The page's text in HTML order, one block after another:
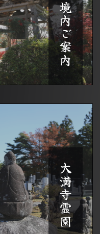
境内ご案内
大満寺霊園